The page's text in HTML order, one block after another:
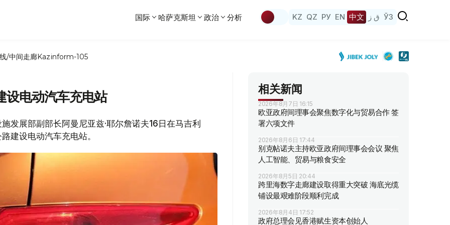
国际 哈萨克斯坦 政治 分析 KZ QZ РУ EN 中文 ق ز ЎЗ
/中间走廊Kazinform-105
设电动汽车充电站
展部副部长阿曼尼亚兹·耶尔詹诺夫16日在马吉利
建设电动汽车充电站。
相关新闻
2026年8月7日 16:15
欧亚政府间理事会聚焦数字化与贸易合作 签
署六项文件
2026年8月6日 17:44
别克帖诺夫主持欧亚政府间理事会会议 聚焦
人工智能、贸易与粮食安全
2026年8月5日 20:44
跨里海数字走廊建设取得重大突破 海底光缆
铺设最艰难阶段顺利完成
2026年8月4日 17:52
政府总理会见香港赋生资本创始人